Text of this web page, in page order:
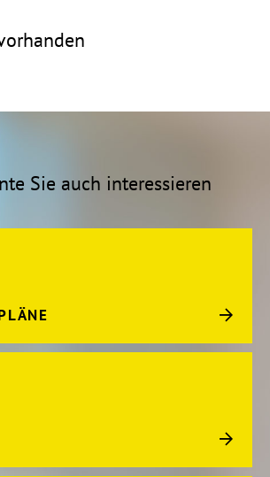
Sie auch interessieren